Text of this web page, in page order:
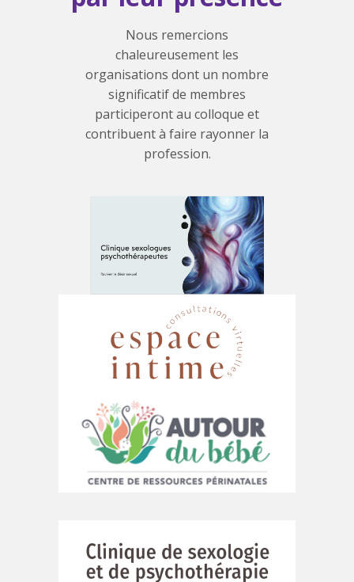
Nous remercions
chaleureusement les
organisations dont un nombre
significatif de membres
participeront au colloque et
contribuent à faire rayonner la
profession.